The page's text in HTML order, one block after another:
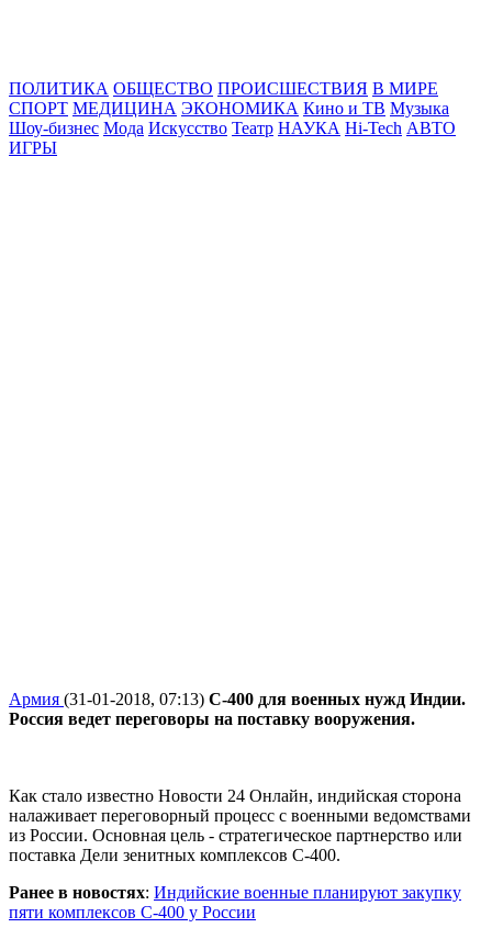
ПОЛИТИКА ОБЩЕСТВО ПРОИСШЕСТВИЯ В МИРЕ
СПОРТ МЕДИЦИНА ЭКОНОМИКА Кино и ТВ Музыка
Шоу-бизнес Мода Искусство Театр НАУКА Hi-Tech АВТО
ИГРЫ
Армия (31-01-2018, 07:13) С-400 для военных нужд Индии.
Россия ведет переговоры на поставку вооружения.
Как стало известно Новости 24 Онлайн, индийская сторона
налаживает переговорный процесс с военными ведомствами
из России. Основная цель - стратегическое партнерство или
поставка Дели зенитных комплексов С-400.
Ранее в новостях: Индийские военные планируют закупку
пяти комплексов С-400 у России